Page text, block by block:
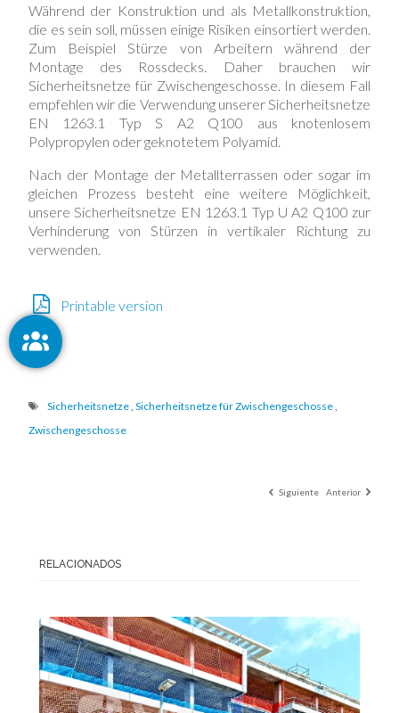
Während der Konstruktion und als Metallkonstruktion,
die es sein soll, müssen einige Risiken einsortiert werden.
Zum Beispiel Stürze von Arbeitern während der
Montage des Rossdecks. Daher brauchen wir
Sicherheitsnetze für Zwischengeschosse. In diesem Fall
empfehlen wir die Verwendung unserer Sicherheitsnetze
EN 1263.1 Typ S A2 Q100 aus knotenlosem
Polypropylen oder geknotetem Polyamid.
Nach der Montage der Metallterrassen oder sogar im
gleichen Prozess besteht eine weitere Möglichkeit,
unsere Sicherheitsnetze EN 1263.1 Typ U A2 Q100 zur
Verhinderung von Stürzen in vertikaler Richtung zu
verwenden.
Printable version
Sicherheitsnetze Sicherheitsnetze für Zwischengeschosse
Zwischengeschosse
Siguiente Anterior
RELACIONADOS